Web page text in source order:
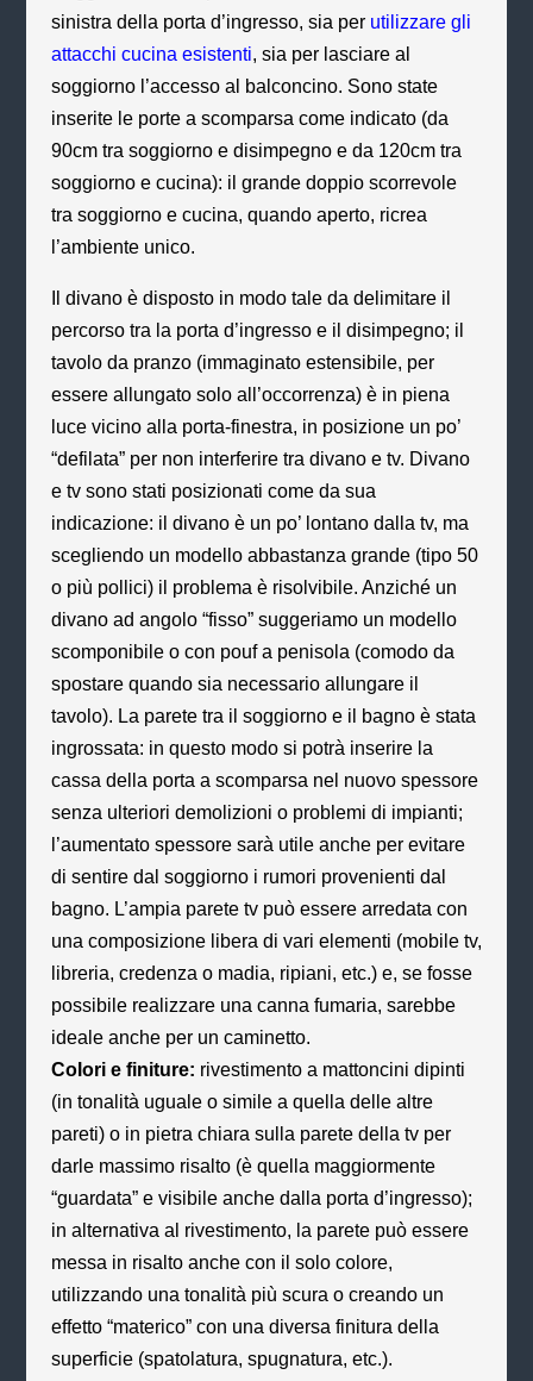
sinistra della porta d’ingresso, sia per utilizzare gli
attacchi cucina esistenti, sia per lasciare al
soggiorno l’accesso al balconcino. Sono state
inserite le porte a scomparsa come indicato (da
90cm tra soggiorno e disimpegno e da 120cm tra
soggiorno e cucina): il grande doppio scorrevole
tra soggiorno e cucina, quando aperto, ricrea
l’ambiente unico.
Il divano è disposto in modo tale da delimitare il
percorso tra la porta d’ingresso e il disimpegno; il
tavolo da pranzo (immaginato estensibile, per
essere allungato solo all’occorrenza) è in piena
luce vicino alla porta-finestra, in posizione un po’
“defilata” per non interferire tra divano e tv. Divano
e tv sono stati posizionati come da sua
indicazione: il divano è un po’ lontano dalla tv, ma
scegliendo un modello abbastanza grande (tipo 50
o più pollici) il problema è risolvibile. Anziché un
divano ad angolo “fisso” suggeriamo un modello
scomponibile o con pouf a penisola (comodo da
spostare quando sia necessario allungare il
tavolo). La parete tra il soggiorno e il bagno è stata
ingrossata: in questo modo si potrà inserire la
cassa della porta a scomparsa nel nuovo spessore
senza ulteriori demolizioni o problemi di impianti;
l’aumentato spessore sarà utile anche per evitare
di sentire dal soggiorno i rumori provenienti dal
bagno. L’ampia parete tv può essere arredata con
una composizione libera di vari elementi (mobile tv,
libreria, credenza o madia, ripiani, etc.) e, se fosse
possibile realizzare una canna fumaria, sarebbe
ideale anche per un caminetto.
Colori e finiture: rivestimento a mattoncini dipinti
(in tonalità uguale o simile a quella delle altre
pareti) o in pietra chiara sulla parete della tv per
darle massimo risalto (è quella maggiormente
“guardata” e visibile anche dalla porta d’ingresso);
in alternativa al rivestimento, la parete può essere
messa in risalto anche con il solo colore,
utilizzando una tonalità più scura o creando un
effetto “materico” con una diversa finitura della
superficie (spatolatura, spugnatura, etc.).